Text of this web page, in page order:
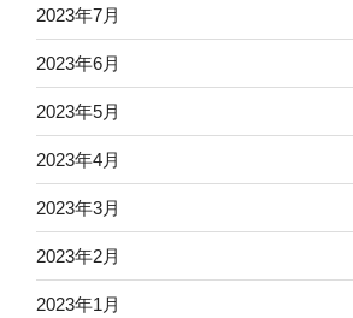
2023年7月
2023年6月
2023年5月
2023年4月
2023年3月
2023年2月
2023年1月